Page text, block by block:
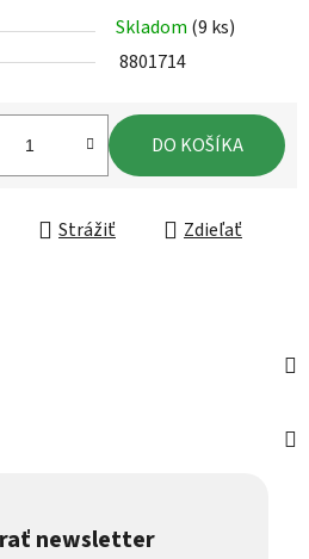
Skladom (9 ks)
8801714
DO KOŠÍKA
Strážiť Zdieľať
newsletter